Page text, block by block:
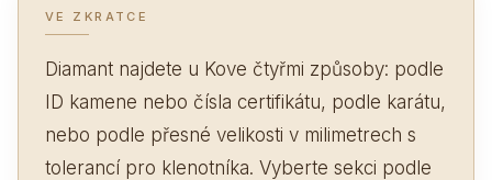
VE ZKRATCE
Diamant najdete u Kove čtyřmi způsoby: podle
ID kamene nebo čísla certifikátu, podle karátu,
nebo podle přesné velikosti v milimetrech s
tolerancí pro klenotníka. Vyberte sekci podle